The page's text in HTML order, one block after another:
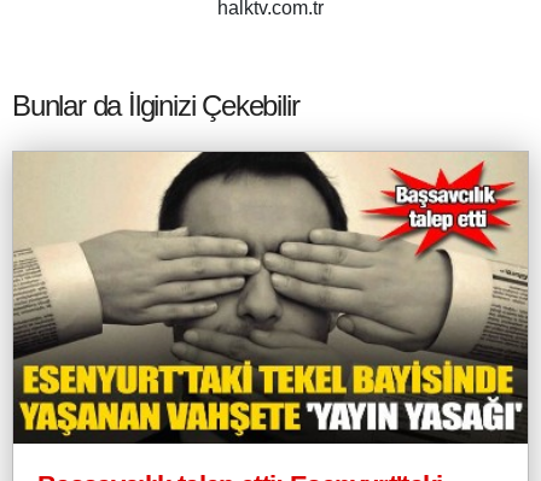
halktv.com.tr
Bunlar da İlginizi Çekebilir